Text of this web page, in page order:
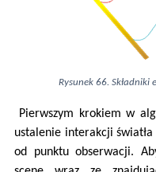
Rysunek 66. Składniki
Pierwszym krokiem w
ustalenie interakcji
od punktu obserwacji.